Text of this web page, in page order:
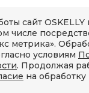
сайт
числе
метрика».
условиям
. Продолжая
на